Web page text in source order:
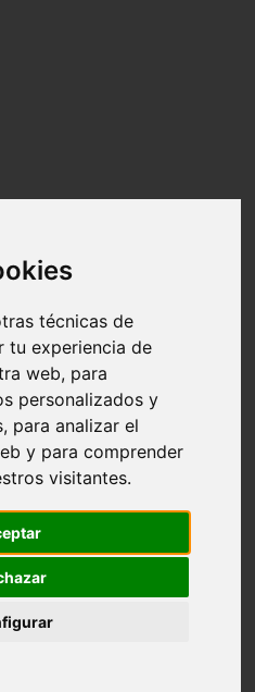
técnicas de
tu experiencia de
web, para
personalizados y
para analizar el
y para comprender
visitantes.